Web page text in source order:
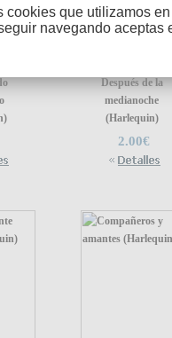
Después de la
medianoche
(Harlequin)
2.00€
cookies que utilizamos
navegando aceptas